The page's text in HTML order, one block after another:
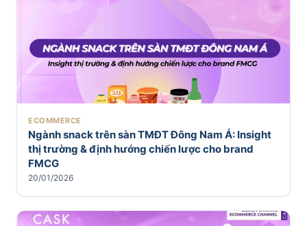
ECOMMERCE
Ngành snack trên sàn TMĐT Đông Nam Á: Insight
thị trường & định hướng chiến lược cho brand
FMCG
20/01/2026
Chat Zalo
Chat Facebook